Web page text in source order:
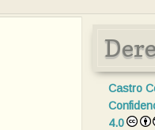
Castro
4.0